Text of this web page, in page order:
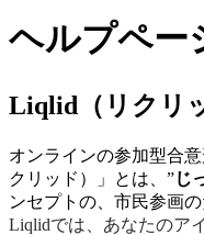
ヘルプペー
Liqlid（リクリ
オンラインの参加型合
クリッド）」とは、”じ
ンセプトの、市民参画
Liqlidでは、あなたのア